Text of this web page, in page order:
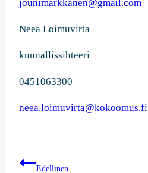
jounimarkkanen@gmail.com
Neea Loimuvirta
kunnallissihteeri
0451063300
neea.loimuvirta@kokoomus.fi
Artikkelien
Edellinen